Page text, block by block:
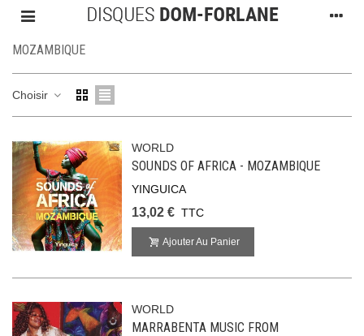
MOZAMBIQUE
Choisir
WORLD
SOUNDS OF AFRICA - MOZAMBIQUE
YINGUICA
13,02 € TTC
Ajouter Au Panier
WORLD
MARRABENTA MUSIC FROM